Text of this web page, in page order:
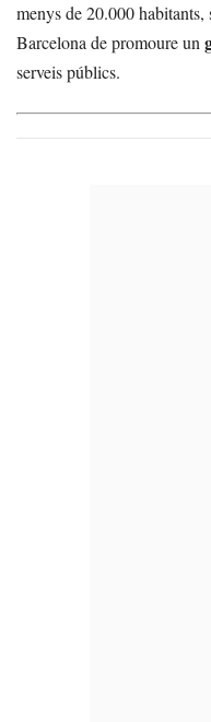
menys de 20.000
Barcelona de promoure un
serveis públics.